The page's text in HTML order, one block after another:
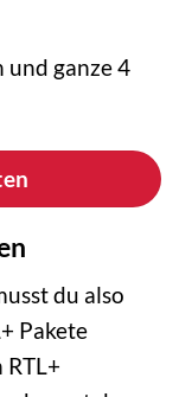
und ganze 4
du also
Pakete